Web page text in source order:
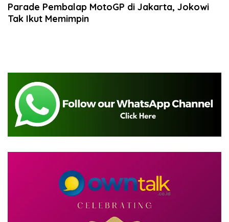
Parade Pembalap MotoGP di Jakarta, Jokowi
Tak Ikut Memimpin